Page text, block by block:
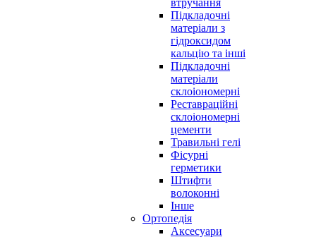
втручання
Підкладочні
матеріали з
гідроксидом
кальцію та інші
Підкладочні
матеріали
склоіономерні
Реставраційні
склоіономерні
цементи
Травильні гелі
Фісурні
герметики
Штифти
волоконні
Інше
Ортопедія
Аксесуари